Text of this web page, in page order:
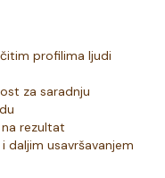
profilima ljudi
za saradnju
rezultat
daljim usavršavanjem